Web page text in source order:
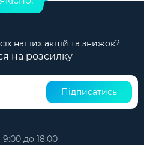
наших акцій та знижок?
на розсилку
Підписатись
до 18:00